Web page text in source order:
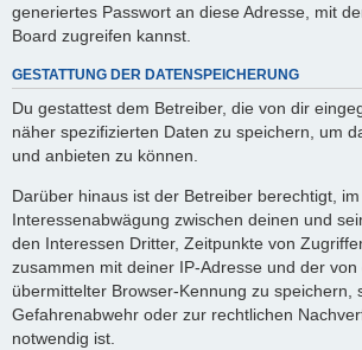
generiertes Passwort an diese Adresse, mit
Board zugreifen kannst.
GESTATTUNG DER DATENSPEICHERUNG
Du gestattest dem Betreiber, die von dir
näher spezifizierten Daten zu speichern, um
und anbieten zu können.
Darüber hinaus ist der Betreiber berechtigt,
Interessenabwägung zwischen deinen und
den Interessen Dritter, Zeitpunkte von
zusammen mit deiner IP-Adresse und der
übermittelter Browser-Kennung zu speichern,
Gefahrenabwehr oder zur rechtlichen
notwendig ist.